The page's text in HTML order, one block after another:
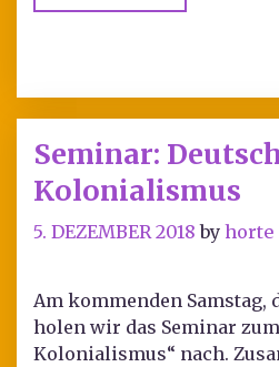
Seminar:
Kolonialismus
5. DEZEMBER 2018 byhorte
Am kommenden Samstag,
holen wir das Seminar
Kolonialismus“ nach.